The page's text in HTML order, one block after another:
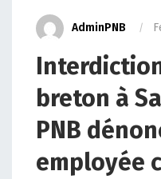
AdminPNB
breton à
PNB
employée